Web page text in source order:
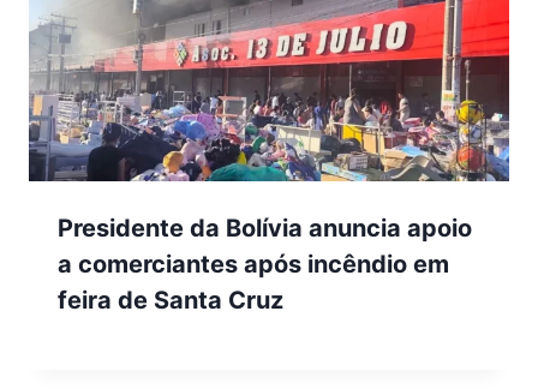
Presidente da Bolívia anuncia apoio
a comerciantes após incêndio em
feira de Santa Cruz